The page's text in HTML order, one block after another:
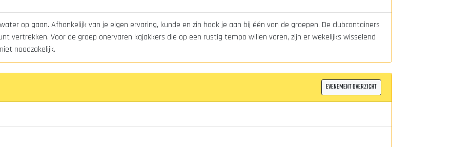
op gaan. Afhankelijk van je eigen ervaring, kunde en zin haak je aan bij één van de groepen. De clubcontainers
vertrekken. Voor de groep onervaren kajakkers die op een rustig tempo willen varen, zijn er wekelijks wisselend
noodzakelijk.
EVENEMENT OVERZICHT